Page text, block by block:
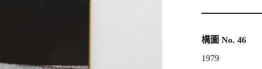
構圖 No. 46
1979